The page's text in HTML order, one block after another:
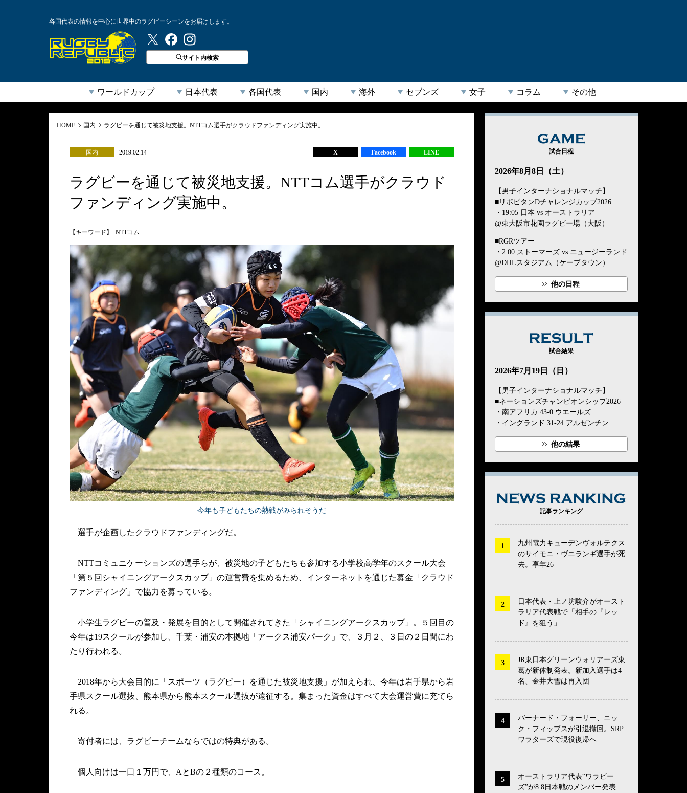
各国代表の情報を中心に世界中のラグビーシーンをお届けします。
ラグビーリパブリック
サイト内検索
ワールドカップ 日本代表 各国代表 国内 海外 セブンズ 女子 コラム その他
HOME 国内 ラグビーを通じて被災地支援。NTTコム選手がクラウドファンディング実施中。
国内 2019.02.14 X Facebook LINE
ラグビーを通じて被災地支援。NTTコム選手がクラウド
ファンディング実施中。
【キーワード】 NTTコム
今年も子どもたちの熱戦がみられそうだ
選手が企画したクラウドファンディングだ。
NTTコミュニケーションズの選手らが、被災地の子どもたちも参加する小学校高学年のスクール大会
「第５回シャイニングアークスカップ」の運営費を集めるため、インターネットを通じた募金「クラウド
ファンディング」で協力を募っている。
小学生ラグビーの普及・発展を目的として開催されてきた「シャイニングアークスカップ」。５回目の
今年は19スクールが参加し、千葉・浦安の本拠地「アークス浦安パーク」で、３月２、３日の２日間にわ
たり行われる。
2018年から大会目的に「スポーツ（ラグビー）を通じた被災地支援」が加えられ、今年は岩手県から岩
手県スクール選抜、熊本県から熊本スクール選抜が遠征する。集まった資金はすべて大会運営費に充てら
れる。
寄付者には、ラグビーチームならではの特典がある。
個人向けは一口１万円で、AとBの２種類のコース。
GAME
試合日程
2026年8月8日（土）
【男子インターナショナルマッチ】
■リポビタンDチャレンジカップ2026
・19:05 日本 vs オーストラリア
@東大阪市花園ラグビー場（大阪）
■RGRツアー
・2:00 ストーマーズ vs ニュージーランド
@DHLスタジアム（ケープタウン）
他の日程
試合結果
2026年7月19日（日）
【男子インターナショナルマッチ】
■ネーションズチャンピオンシップ2026
・南アフリカ 43-0 ウエールズ
・イングランド 31-24 アルゼンチン
他の結果
記事ランキング
九州電力キューデンヴォルテクス
のサイモニ・ヴニランギ選手が死
去。享年26
日本代表・上ノ坊駿介がオースト
ラリア代表戦で「相手の『レッ
ド』を狙う」
JR東日本グリーンウォリアーズ東
葛が新体制発表。新加入選手は4
名、金井大雪は再入団
バーナード・フォーリー、ニッ
ク・フィップスが引退撤回。SRP
ワラターズで現役復帰へ
オーストラリア代表“ワラビー
ズ”が8.8日本戦のメンバー発表